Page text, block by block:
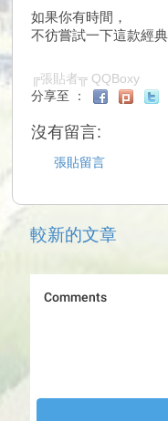
如果你有時間，
不彷嘗試一下這款經
╔張貼者╦ QQBoxy
分享至 ：
沒有留言:
張貼留言
較新的文章